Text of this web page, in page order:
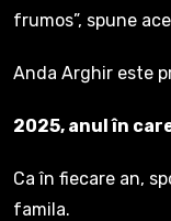
frumos”, spune
Anda Arghir este
2025, anul în
Ca în fiecare an,
famila.